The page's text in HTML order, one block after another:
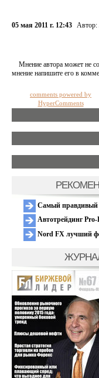
05 мая 2011 г. 12:43 Автор:
Мнение автора может не
мнение напишите его в
comments powered by
HyperComments
Самый правдивый
Автотрейдинг Pro-
Nord FX лучший